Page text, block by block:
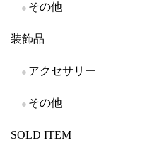
その他
装飾品
アクセサリー
その他
SOLD ITEM